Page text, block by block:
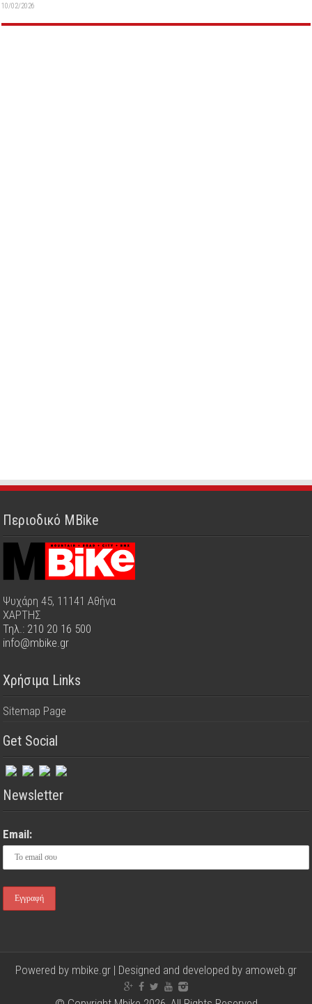
10/02/2026
Περιοδικό MBike
Ψυχάρη 45, 11141 Αθήνα
ΧΑΡΤΗΣ
Τηλ.: 210 20 16 500
info@mbike.gr
Χρήσιμα Links
Sitemap Page
Get Social
Newsletter
Email:
Powered by mbike.gr | Designed and developed by amoweb.gr